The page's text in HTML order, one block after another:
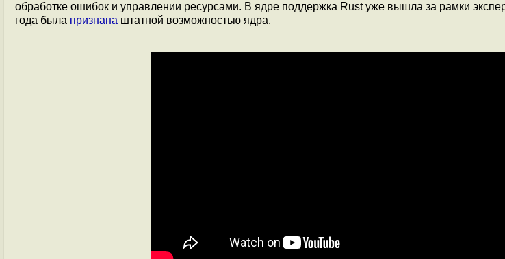
обработке ошибок и управлении ресурсами. В ядре поддержка Rust уже вышла за рамки
года была признана штатной возможностью ядра.